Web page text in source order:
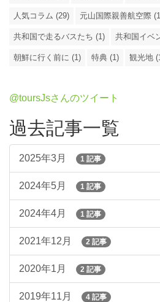
人気コラム (29) 元山国際親善航空際
共和国で走るバスたち (1) 共和国イベ
朝鮮に行く前に (1) 特典 (1) 観光地
@toursJsさんのツイート
過去記事一覧
2025年3月 1 記事
2024年5月 1 記事
2024年4月 1 記事
2021年12月 2 記事
2020年1月 2 記事
2019年11月 4 記事